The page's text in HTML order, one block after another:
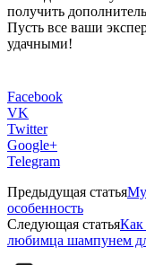
получить
Пусть все ваши
удачными!
Facebook
VK
Twitter
Google+
Telegram
Предыдущая статья
особенность
Следующая статьяКак
любимца шампунем